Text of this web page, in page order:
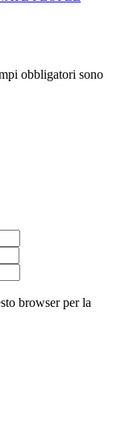
obbligatori sono
browser per la